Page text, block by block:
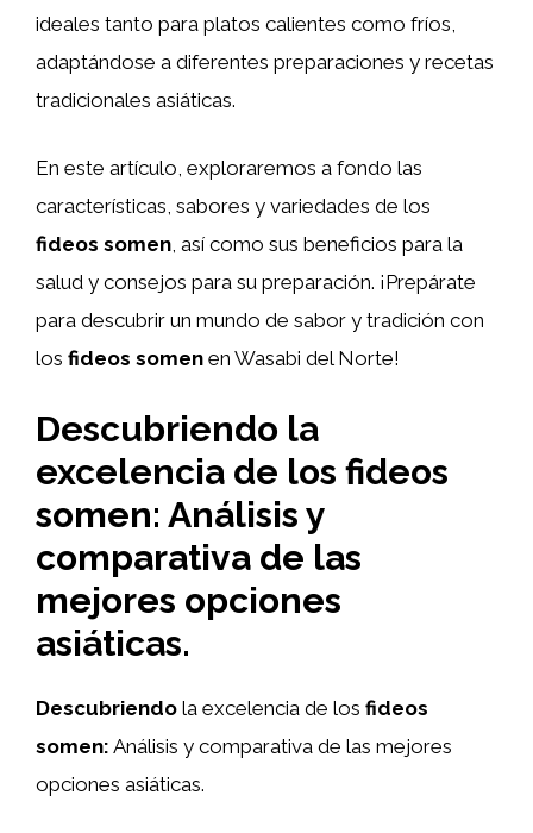
ideales tanto para platos calientes como fríos,
adaptándose a diferentes preparaciones y recetas
tradicionales asiáticas.
En este artículo, exploraremos a fondo las
características, sabores y variedades de los
fideos somen, así como sus beneficios para la
salud y consejos para su preparación. ¡Prepárate
para descubrir un mundo de sabor y tradición con
los fideos somen en Wasabi del Norte!
Descubriendo la
excelencia de los fideos
somen: Análisis y
comparativa de las
mejores opciones
asiáticas.
Descubriendo la excelencia de los fideos
somen: Análisis y comparativa de las mejores
opciones asiáticas.